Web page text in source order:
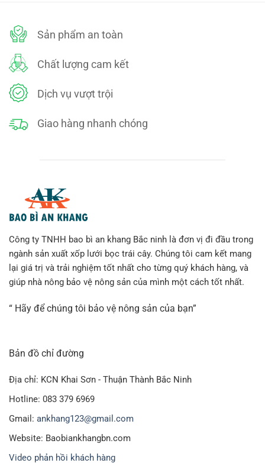
Sản phẩm an toàn
Chất lượng cam kết
Dịch vụ vượt trội
Giao hàng nhanh chóng
Công ty TNHH bao bì an khang Bắc ninh là đơn vị đi đầu trong
ngành sản xuất xốp lưới bọc trái cây. Chúng tôi cam kết mang
lại giá trị và trải nghiệm tốt nhất cho từng quý khách hàng, và
giúp nhà nông bảo vệ nông sản của mình một cách tốt nhất.
“ Hãy để chúng tôi bảo vệ nông sản của bạn”
Bản đồ chỉ đường
Địa chỉ: KCN Khai Sơn - Thuận Thành Bắc Ninh
Hotline: 083 379 6969
Gmail: ankhang123@gmail.com
Website: Baobiankhangbn.com
Video phản hồi khách hàng